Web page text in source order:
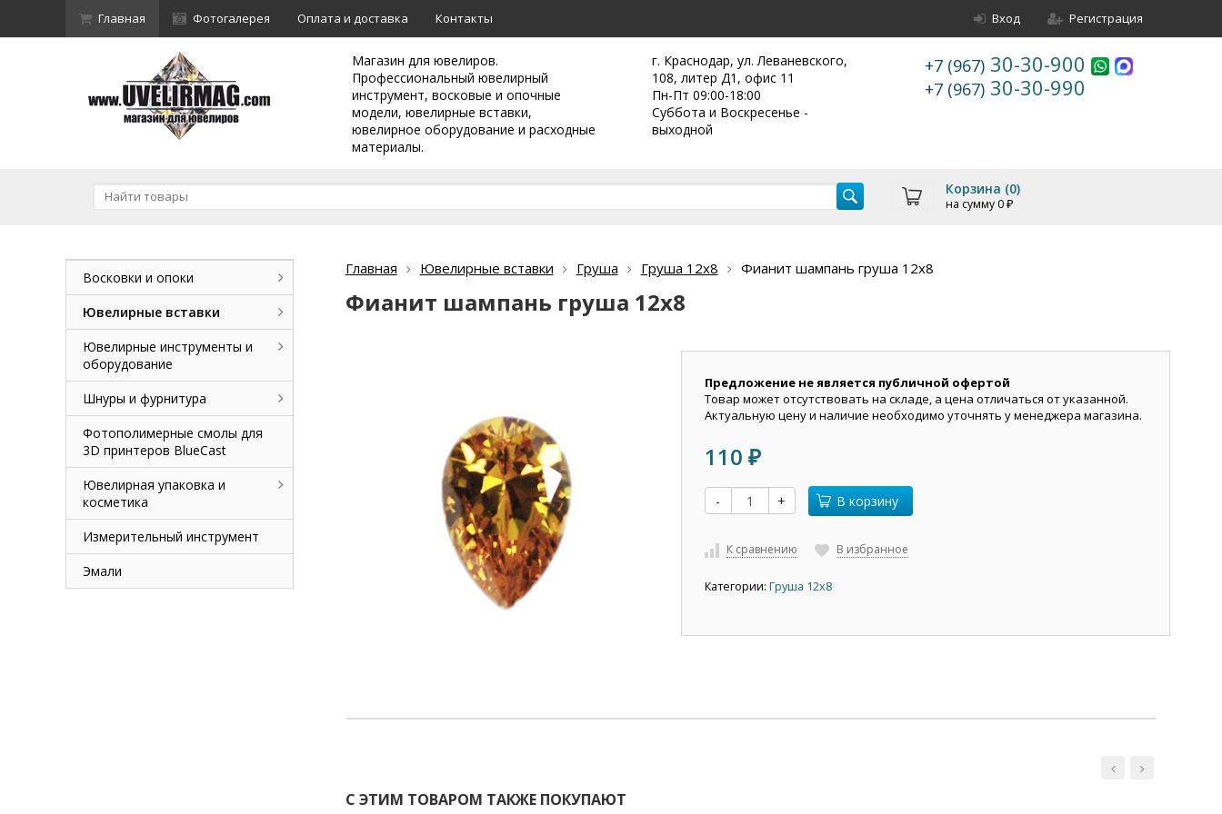
Главная Фотогалерея Оплата и доставка Контакты Вход Регистрация
Магазин для ювелиров.
Профессиональный ювелирный
инструмент, восковые и опочные
модели, ювелирные вставки,
ювелирное оборудование и расходные
материалы.
г. Краснодар, ул. Леваневского,
108, литер Д1, офис 11
Пн-Пт 09:00-18:00
Суббота и Воскресенье -
выходной
+7 (967) 30-30-900
+7 (967) 30-30-990
Корзина (0)
на сумму 0 ₽
Главная Ювелирные вставки Груша Груша 12х8 Фианит шампань груша 12х8
Фианит шампань груша 12х8
Предложение не является публичной офертой
Товар может отсутствовать на складе, а цена отличаться от указанной.
Актуальную цену и наличие необходимо уточнять у менеджера магазина.
110 ₽
- + В корзину
К сравнению В избранное
Категории: Груша 12х8
С ЭТИМ ТОВАРОМ ТАКЖЕ ПОКУПАЮТ
Восковки и опоки
Ювелирные вставки
Ювелирные инструменты и
оборудование
Шнуры и фурнитура
Фотополимерные смолы для
3D принтеров BlueCast
Ювелирная упаковка и
косметика
Измерительный инструмент
Эмали